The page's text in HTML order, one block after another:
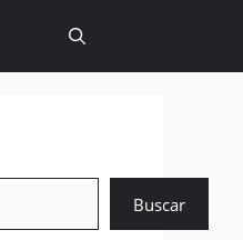
Buscar